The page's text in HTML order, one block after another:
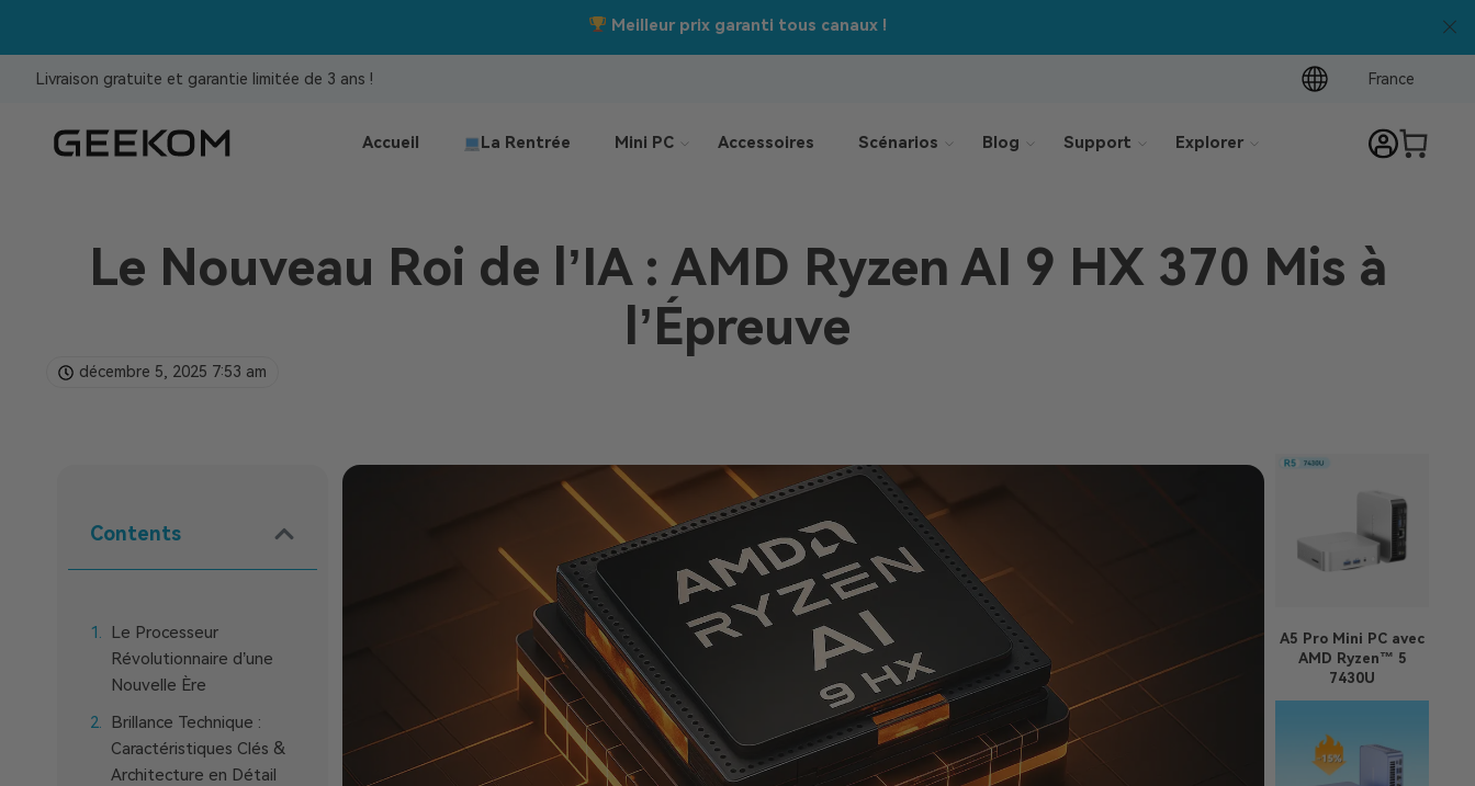
Offres de la rentrée :Jusqu’à –550 €
Livraison gratuite et garantie limitée de 3 ans ! France
Accueil La Rentrée Mini PC Accessoires Scénarios Blog Support Explorer
Le Nouveau Roi de l’IA : AMD Ryzen AI 9 HX 370 Mis à
l’Épreuve
décembre 5, 2025 7:53 am
Contents
Le Processeur
Révolutionnaire d’une
Nouvelle Ère
Brillance Technique :
Caractéristiques Clés &
Architecture en Détail
A5 Pro Mini PC avec
AMD Ryzen™ 5
7430U